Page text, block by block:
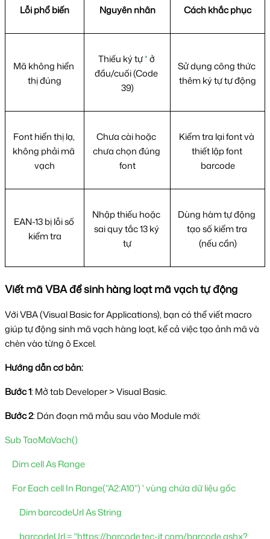
Lỗi phổ biến Nguyên nhân Cách khắc phục
Mã không hiển
thị đúng
Thiếu ký tự * ở
đầu/cuối (Code
39)
Sử dụng công thức
thêm ký tự tự động
Font hiển thị lạ,
không phải mã
vạch
Chưa cài hoặc
chưa chọn đúng
font
Kiểm tra lại font và
thiết lập font
barcode
EAN-13 bị lỗi số
kiểm tra
Nhập thiếu hoặc
sai quy tắc 13 ký
tự
Dùng hàm tự động
tạo số kiểm tra
(nếu cần)
Viết mã VBA để sinh hàng loạt mã vạch tự động
Với VBA (Visual Basic for Applications), bạn có thể viết macro
giúp tự động sinh mã vạch hàng loạt, kể cả việc tạo ảnh mã và
chèn vào từng ô Excel.
Hướng dẫn cơ bản:
Bước 1: Mở tab Developer > Visual Basic.
Bước 2: Dán đoạn mã mẫu sau vào Module mới:
Sub TaoMaVach()
Dim cell As Range
For Each cell In Range("A2:A10") ' vùng chứa dữ liệu gốc
Dim barcodeUrl As String
barcodeUrl = "https://barcode.tec-it.com/barcode.ashx?